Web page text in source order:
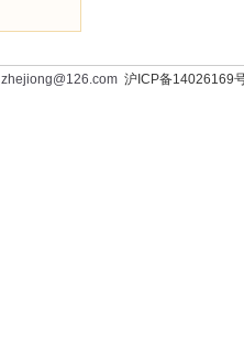
zhejiong@126.com沪ICP备14026169